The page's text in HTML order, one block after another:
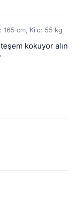
165 cm, Kilo: 55 kg
kokuyor alın